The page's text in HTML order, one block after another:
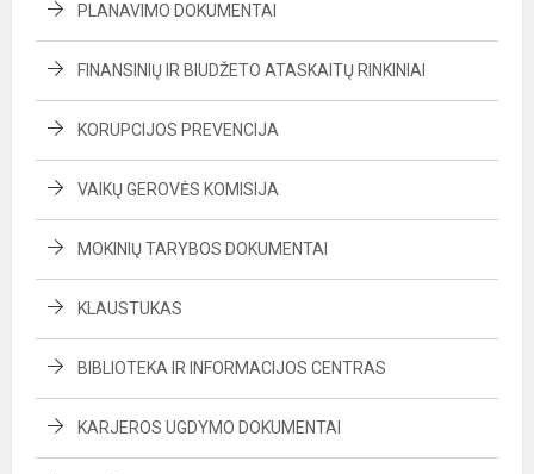
PLANAVIMO DOKUMENTAI
FINANSINIŲ IR BIUDŽETO ATASKAITŲ RINKINIAI
KORUPCIJOS PREVENCIJA
VAIKŲ GEROVĖS KOMISIJA
MOKINIŲ TARYBOS DOKUMENTAI
KLAUSTUKAS
BIBLIOTEKA IR INFORMACIJOS CENTRAS
KARJEROS UGDYMO DOKUMENTAI